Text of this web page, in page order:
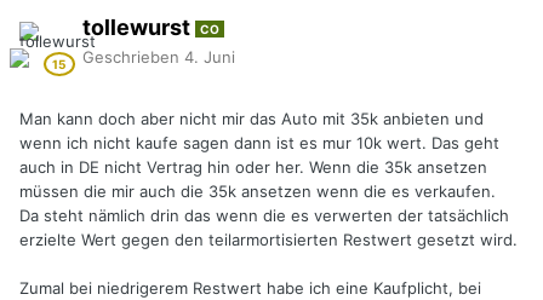
tollewurst CO
Geschrieben 4. Juni
Man kann doch aber nicht mir das Auto mit 35k anbieten und
wenn ich nicht kaufe sagen dann ist es mur 10k wert. Das geht
auch in DE nicht Vertrag hin oder her. Wenn die 35k ansetzen
müssen die mir auch die 35k ansetzen wenn die es verkaufen.
Da steht nämlich drin das wenn die es verwerten der tatsächlich
erzielte Wert gegen den teilarmortisierten Restwert gesetzt wird.
Zumal bei niedrigerem Restwert habe ich eine Kaufplicht, bei